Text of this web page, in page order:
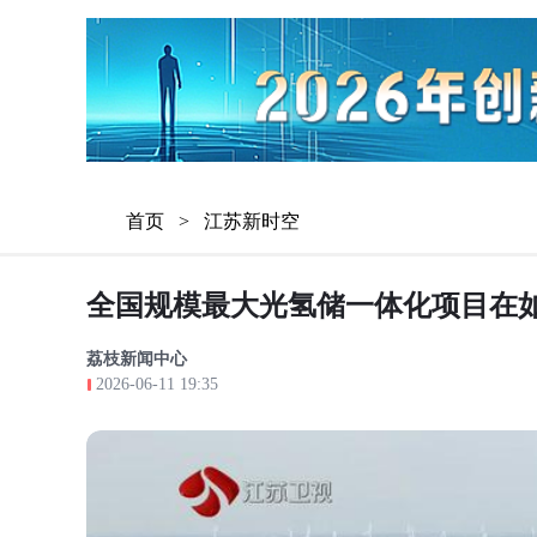
首页 > 江苏新时空
全国规模最大光氢储一体化项目在
荔枝新闻中心
2026-06-11 19:35